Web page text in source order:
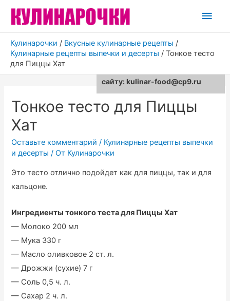
Кулинарочки / Вкусные кулинарные рецепты /
Кулинарные рецепты выпечки и десерты / Тонкое тесто
для Пиццы Хат
Тонкое тесто для Пиццы
Хат
Оставьте комментарий / Кулинарные рецепты выпечки
и десерты / От Кулинарочки
Это тесто отлично подойдет как для пиццы, так и для
кальцоне.
Ингредиенты тонкого теста для Пиццы Хат
— Молоко 200 мл
— Мука 330 г
— Масло оливковое 2 ст. л.
— Дрожжи (сухие) 7 г
— Соль 0,5 ч. л.
— Сахар 2 ч. л.
сайту: kulinar-food@cp9.ru